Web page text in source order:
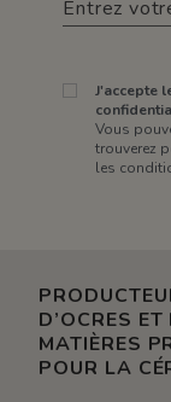
J'accepte
Vous
trouverez
les
D’OCRES
MATIÈRES
POUR LA